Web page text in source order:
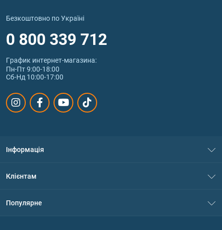
Безкоштовно по Україні
0 800 339 712
График интернет‑магазина:
Пн-Пт 9:00-18:00
Сб-Нд 10:00-17:00
Інформація
Політика конфіденційності
Клієнтам
Популярне